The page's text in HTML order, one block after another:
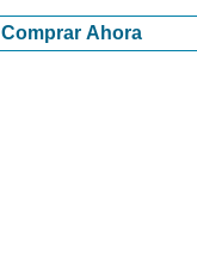
Comprar Ahora